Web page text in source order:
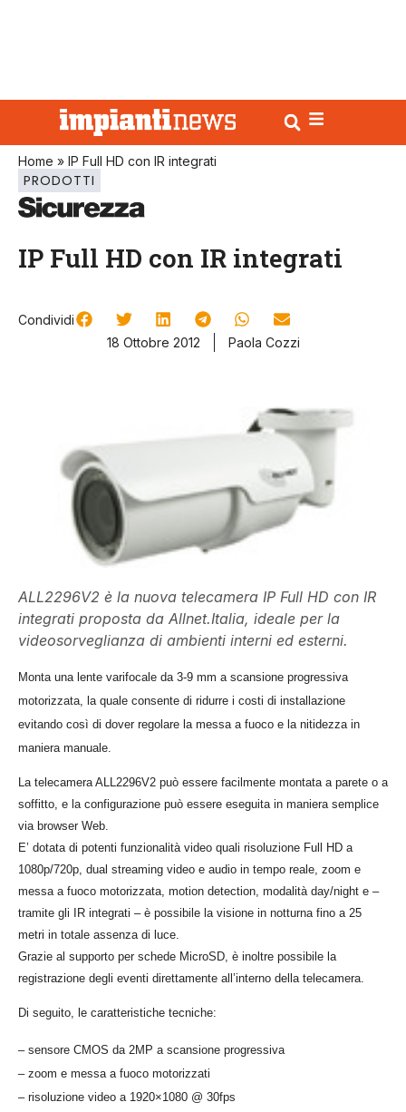
Home » IP Full HD con IR integrati
PRODOTTI
IP Full HD con IR integrati
Condividi
18 Ottobre 2012
Paola Cozzi
ALL2296V2 è la nuova telecamera IP Full HD con IR
integrati proposta da Allnet.Italia, ideale per la
videosorveglianza di ambienti interni ed esterni.
Monta una lente varifocale da 3-9 mm a scansione progressiva
motorizzata, la quale consente di ridurre i costi di installazione
evitando così di dover regolare la messa a fuoco e la nitidezza in
maniera manuale.
La telecamera ALL2296V2 può essere facilmente montata a parete o a
soffitto, e la configurazione può essere eseguita in maniera semplice
via browser Web.
E’ dotata di potenti funzionalità video quali risoluzione Full HD a
1080p/720p, dual streaming video e audio in tempo reale, zoom e
messa a fuoco motorizzata, motion detection, modalità day/night e –
tramite gli IR integrati – è possibile la visione in notturna fino a 25
metri in totale assenza di luce.
Grazie al supporto per schede MicroSD, è inoltre possibile la
registrazione degli eventi direttamente all’interno della telecamera.
Di seguito, le caratteristiche tecniche:
– sensore CMOS da 2MP a scansione progressiva
– zoom e messa a fuoco motorizzati
– risoluzione video a 1920×1080 @ 30fps